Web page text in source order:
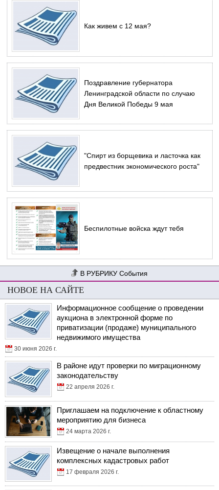
Как живем с 12 мая?
Поздравление губернатора
Ленинградской области по случаю
Дня Великой Победы 9 мая
"Спирт из борщевика и ласточка как
предвестник экономического роста"
Беспилотные войска ждут тебя
События
НОВОЕ НА САЙТЕ
Информационное сообщение о проведении
аукциона в электронной форме по
приватизации (продаже) муниципального
недвижимого имущества
30 июня 2026 г.
В районе идут проверки по миграционному
законодательству
22 апреля 2026 г.
Приглашаем на подключение к областному
мероприятию для бизнеса
24 марта 2026 г.
Извещение о начале выполнения
комплексных кадастровых работ
17 февраля 2026 г.